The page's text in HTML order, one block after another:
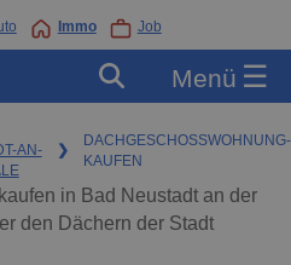
Immo Job
Menü ☰
AN-
❯
DACHGESCHOSSWOHNUNG-
KAUFEN
in Bad Neustadt an der
den Dächern der Stadt